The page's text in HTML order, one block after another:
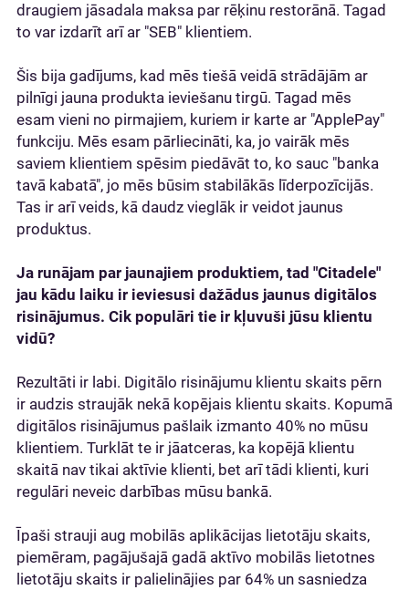
draugiem jāsadala maksa par rēķinu restorānā. Tagad
to var izdarīt arī ar "SEB" klientiem.
Šis bija gadījums, kad mēs tiešā veidā strādājām ar
pilnīgi jauna produkta ieviešanu tirgū. Tagad mēs
esam vieni no pirmajiem, kuriem ir karte ar "ApplePay"
funkciju. Mēs esam pārliecināti, ka, jo vairāk mēs
saviem klientiem spēsim piedāvāt to, ko sauc "banka
tavā kabatā", jo mēs būsim stabilākās līderpozīcijās.
Tas ir arī veids, kā daudz vieglāk ir veidot jaunus
produktus.
Ja runājam par jaunajiem produktiem, tad "Citadele"
jau kādu laiku ir ieviesusi dažādus jaunus digitālos
risinājumus. Cik populāri tie ir kļuvuši jūsu klientu
vidū?
Rezultāti ir labi. Digitālo risinājumu klientu skaits pērn
ir audzis straujāk nekā kopējais klientu skaits. Kopumā
digitālos risinājumus pašlaik izmanto 40% no mūsu
klientiem. Turklāt te ir jāatceras, ka kopējā klientu
skaitā nav tikai aktīvie klienti, bet arī tādi klienti, kuri
regulāri neveic darbības mūsu bankā.
Īpaši strauji aug mobilās aplikācijas lietotāju skaits,
piemēram, pagājušajā gadā aktīvo mobilās lietotnes
lietotāju skaits ir palielinājies par 64% un sasniedza